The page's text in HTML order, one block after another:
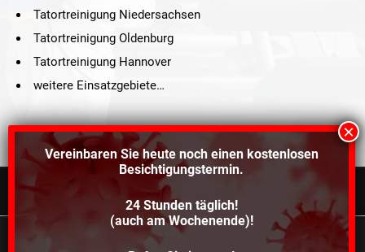
Tatortreinigung Niedersachsen
Tatortreinigung Oldenburg
Tatortreinigung Hannover
weitere Einsatzgebiete…
©2021 Schröders Service Team Nord, All Rights Reserved.
Schroeder Service Team Nord
Vereinbaren Sie heute noch einen kostenlosen
Besichtigungstermin.
24 Stunden täglich!
(auch am Wochenende)!